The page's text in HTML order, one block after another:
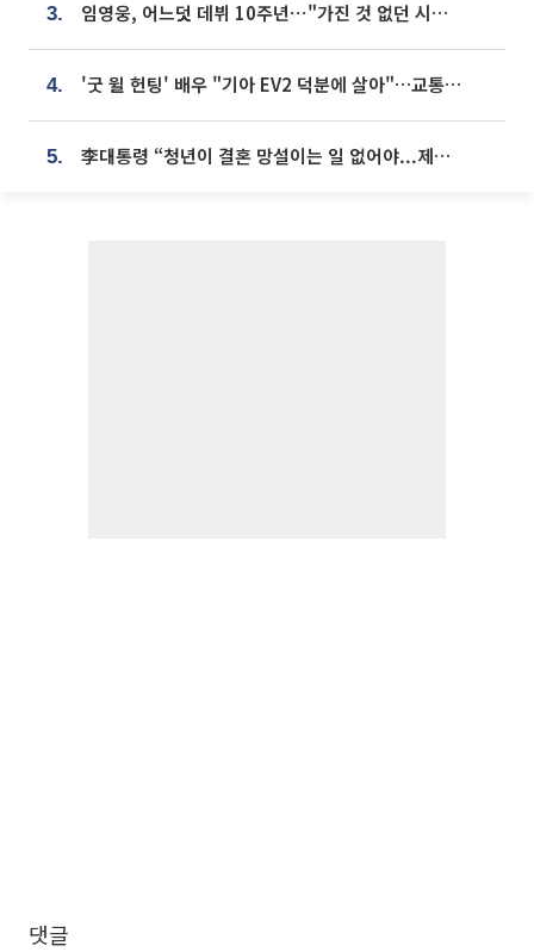
3. 임영웅, 어느덧 데뷔 10주년⋯"가진 것 없던 시절, 내 앞엔 20명의 팬뿐"
4. '굿 윌 헌팅' 배우 "기아 EV2 덕분에 살아"…교통사고 후 안전성 극찬
5. 李대통령 “청년이 결혼 망설이는 일 없어야...제도상 불이익 조사”
댓글